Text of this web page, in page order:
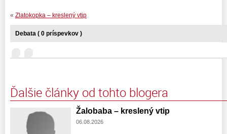
« Zlatokopka – kreslený vtip
Debata ( 0 príspevkov )
Ďalšie články od tohto blogera
Žalobaba – kreslený vtip
06.08.2026